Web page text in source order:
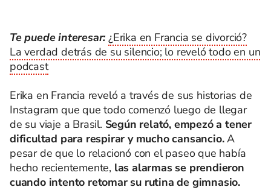
Te puede interesar: ¿Erika en Francia se divorció?
La verdad detrás de su silencio; lo reveló todo en un
podcast
Erika en Francia reveló a través de sus historias de
Instagram que que todo comenzó luego de llegar
de su viaje a Brasil. Según relató, empezó a tener
dificultad para respirar y mucho cansancio.A
pesar de que lo relacionó con el paseo que había
hecho recientemente, las alarmas se prendieron
cuando intento retomar su rutina de gimnasio.